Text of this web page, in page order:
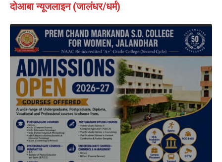
दोआबा न्यूजलाइन (जालंधर/धर्म)